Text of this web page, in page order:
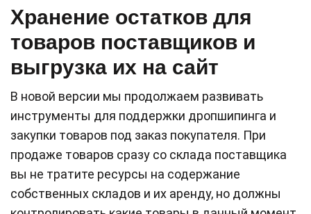
Хранение остатков для
товаров поставщиков и
выгрузка их на сайт
В новой версии мы продолжаем развивать
инструменты для поддержки дропшипинга и
закупки товаров под заказ покупателя. При
продаже товаров сразу со склада поставщика
вы не тратите ресурсы на содержание
собственных складов и их аренду, но должны